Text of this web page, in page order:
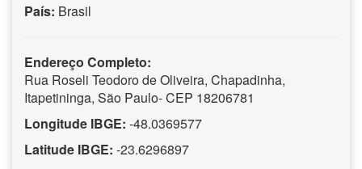
País: Brasil
Endereço Completo:
Rua Roseli Teodoro de Oliveira, Chapadinha,
Itapetininga, São Paulo- CEP 18206781
Longitude IBGE: -48.0369577
Latitude IBGE: -23.6296897